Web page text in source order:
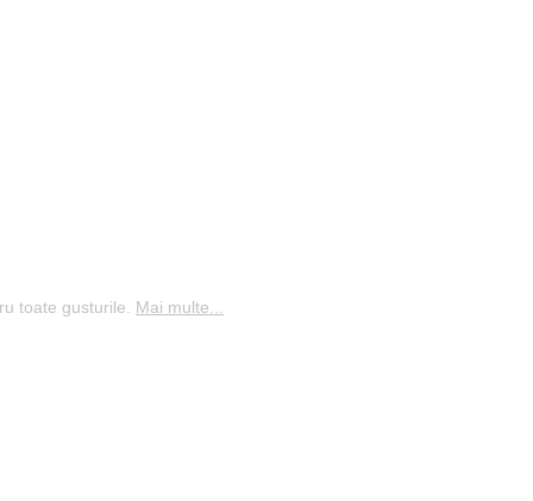
toate gusturile. Mai multe...